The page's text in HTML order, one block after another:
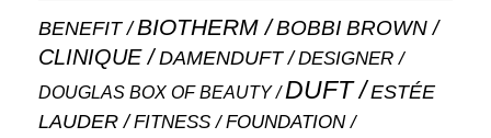
BENEFIT BIOTHERM BOBBI BROWN
CLINIQUE DAMENDUFT DESIGNER
DOUGLAS BOX OF BEAUTY DUFT
ESTÉE
LAUDER
FITNESS FOUNDATION